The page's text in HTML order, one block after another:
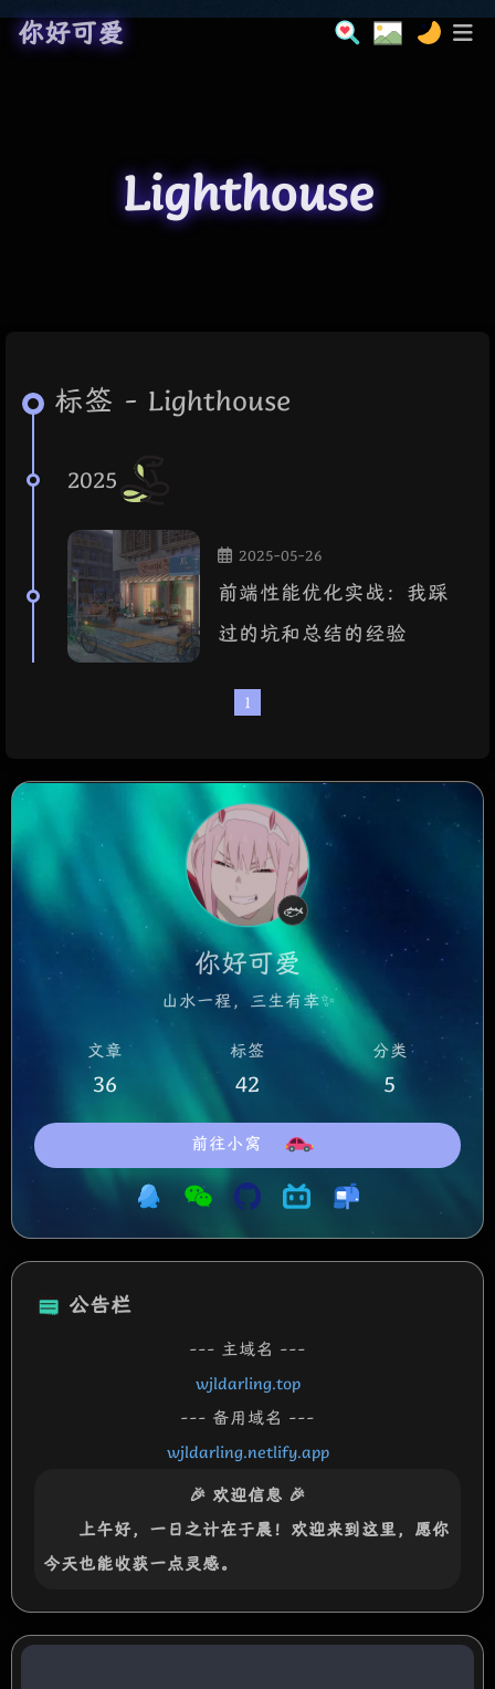
你好可爱
Lighthouse
标签 - Lighthouse
2025
2025-05-26
前端性能优化实战：我踩
过的坑和总结的经验
1
🐟认真摸鱼中
你好可爱
山水一程，三生有幸✨
文章
36
标签
42
分类
5
前往小窝
公告栏
--- 主域名 ---
wjldarling.top
--- 备用域名 ---
wjldarling.netlify.app
🎉 欢迎信息 🎉
上午好，一日之计在于晨！欢迎来到这里，愿你
今天也能收获一点灵感。